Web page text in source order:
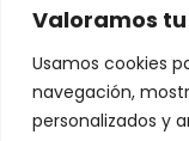
Valoramos
Usamos cookies
navegación,
personalizados y